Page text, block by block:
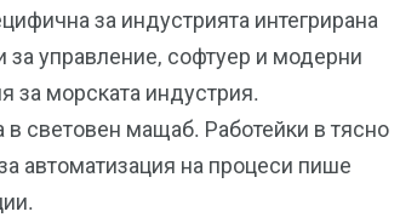
за индустрията интегрирана
за управление, софтуер и модерни
за морската индустрия.
световен мащаб. Работейки в тясно
автоматизация на процеси пише